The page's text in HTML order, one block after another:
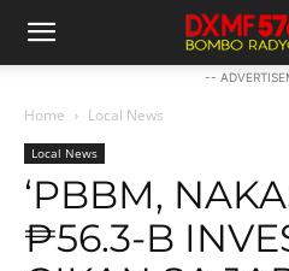
--
Home Local News
Local News
‘PBBM,
₱56.3-B